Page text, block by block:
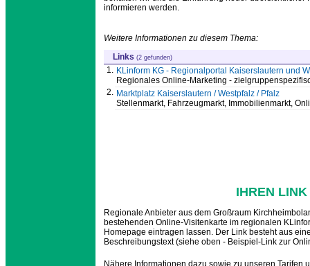
informieren werden.
Weitere Informationen zu diesem Thema:
Links (2 gefunden)
1. KLinform KG - Regionalportal Kaiserslautern und
Regionales Online-Marketing -
2. Marktplatz Kaiserslautern / Westpfalz / Pfalz
Stellenmarkt, Fahrzeugmarkt, Immobilienmarkt,
IHREN
Regionale Anbieter aus dem Großraum
bestehenden Online-Visitenkarte im regionalen
Homepage eintragen lassen. Der Link besteht aus
Beschreibungstext (siehe oben - Beispiel-Link zur
Nähere Informationen dazu sowie zu unseren Tarifen